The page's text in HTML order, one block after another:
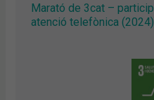
Marató de 3cat –
atenció telefònica (2024)